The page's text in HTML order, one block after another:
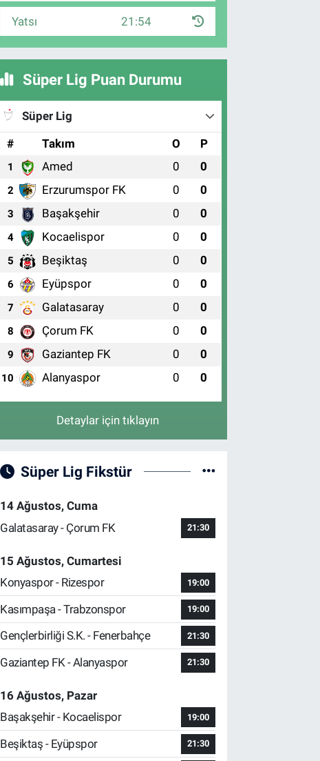
Yatsı 21:54
Süper Lig Puan Durumu
Süper Lig
#
Takım O P
1 Amed 0 0
2 Erzurumspor FK 0 0
3 Başakşehir 0 0
4 Kocaelispor 0 0
5 Beşiktaş 0 0
6 Eyüpspor 0 0
7 Galatasaray 0 0
8 Çorum FK 0 0
9 Gaziantep FK 0 0
10 Alanyaspor 0 0
Detaylar için tıklayın
Süper Lig Fikstür
14 Ağustos, Cuma
Galatasaray - Çorum FK
21:30
15 Ağustos, Cumartesi
Konyaspor - Rizespor
19:00
Kasımpaşa - Trabzonspor 19:00
Gençlerbirliği S.K. - Fenerbahçe 21:30
Gaziantep FK - Alanyaspor 21:30
16 Ağustos, Pazar
Başakşehir - Kocaelispor
19:00
Beşiktaş - Eyüpspor 21:30